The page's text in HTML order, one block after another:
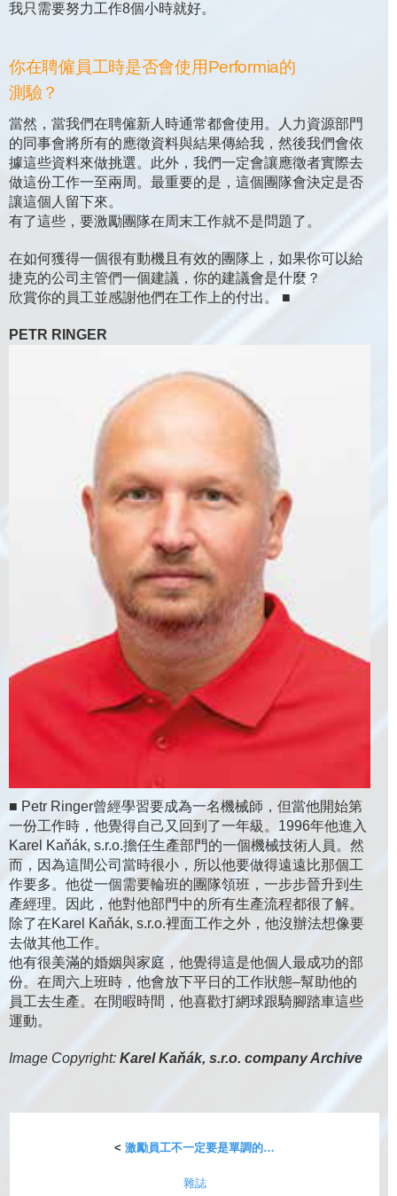
我只需要努力工作8個小時就好。
你在聘僱員工時是否會使用Performia的
測驗？
當然，當我們在聘僱新人時通常都會使用。人力資源部門
的同事會將所有的應徵資料與結果傳給我，然後我們會依
據這些資料來做挑選。此外，我們一定會讓應徵者實際去
做這份工作一至兩周。最重要的是，這個團隊會決定是否
讓這個人留下來。
有了這些，要激勵團隊在周末工作就不是問題了。
在如何獲得一個很有動機且有效的團隊上，如果你可以給
捷克的公司主管們一個建議，你的建議會是什麼？
欣賞你的員工並感謝他們在工作上的付出。 ■
PETR RINGER
■ Petr Ringer曾經學習要成為一名機械師，但當他開始第
一份工作時，他覺得自己又回到了一年級。1996年他進入
Karel Kaňák, s.r.o.擔任生產部門的一個機械技術人員。然
而，因為這間公司當時很小，所以他要做得遠遠比那個工
作要多。他從一個需要輪班的團隊領班，一步步晉升到生
產經理。因此，他對他部門中的所有生產流程都很了解。
除了在Karel Kaňák, s.r.o.裡面工作之外，他沒辦法想像要
去做其他工作。
他有很美滿的婚姻與家庭，他覺得這是他個人最成功的部
份。在周六上班時，他會放下平日的工作狀態–幫助他的
員工去生產。在閒暇時間，他喜歡打網球跟騎腳踏車這些
運動。
Image Copyright: Karel Kaňák, s.r.o. company Archive
< 激勵員工不一定要是單調的…
雜誌